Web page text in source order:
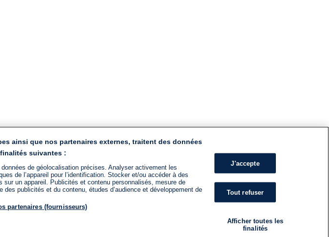
ainsi que nos partenaires externes, traitent des données
suivantes :
de géolocalisation précises. Analyser activement les
de l’appareil pour l’identification. Stocker et/ou accéder à des
sur un appareil. Publicités et contenu personnalisés, mesure de
des publicités et du contenu, études d’audience et développement de
partenaires (fournisseurs)
J'accepte
Tout refuser
Afficher toutes les
finalités